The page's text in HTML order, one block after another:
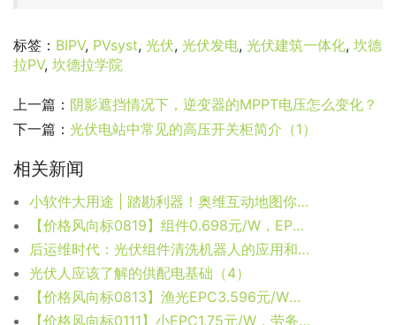
标签： BIPV, PVsyst, 光伏, 光伏发电, 光伏建筑一体化, 坎德
拉PV, 坎德拉学院
上一篇： 阴影遮挡情况下，逆变器的MPPT电压怎么变化？
下一篇： 光伏电站中常见的高压开关柜简介（1）
相关新闻
小软件大用途 | 踏勘利器！奥维互动地图你值得拥有
【价格风向标0819】组件0.698元/W，EPC2.54元/W，近期光伏设备、EPC、监理等价格信息
后运维时代：光伏组件清洗机器人的应用和探讨
光伏人应该了解的供配电基础（4）
【价格风向标0813】渔光EPC3.596元/W，监理4.8分/W，近期光伏设备、运维、EPC等价格信息
【价格风向标0111】小EPC1.75元/W，劳务派遣9.42万元/人/年，近期光伏设备、运维、EPC等价格信息